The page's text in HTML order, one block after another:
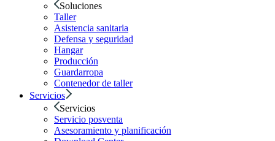
Soluciones
Taller
Asistencia sanitaria
Defensa y seguridad
Hangar
Producción
Guardarropa
Contenedor de taller
Servicios
Servicios
Servicio posventa
Asesoramiento y planificación